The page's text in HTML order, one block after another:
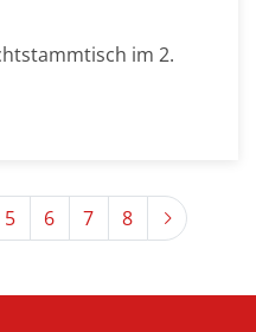
im 2.
5 6 7 8 Next